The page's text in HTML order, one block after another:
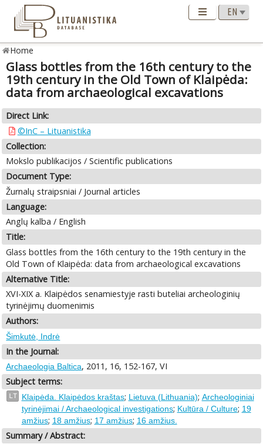
Home
Glass bottles from the 16th century to the
19th century in the Old Town of Klaipėda:
data from archaeological excavations
Direct Link:
©InC – Lituanistika
Collection:
Mokslo publikacijos / Scientific publications
Document Type:
Žurnalų straipsniai / Journal articles
Language:
Anglų kalba / English
Title:
Glass bottles from the 16th century to the 19th century in the
Old Town of Klaipėda: data from archaeological excavations
Alternative Title:
XVI-XIX a. Klaipėdos senamiestyje rasti buteliai archeologinių
tyrinėjimų duomenimis
Authors:
Šimkutė, Indrė
In the Journal:
Archaeologia Baltica, 2011, 16, 152-167, VI
Subject terms:
LT Klaipėda. Klaipėdos kraštas; Lietuva (Lithuania); Archeologiniai
tyrinėjimai / Archaeological investigations; Kultūra / Culture; 19
amžius; 18 amžius; 17 amžius; 16 amžius.
Summary / Abstract: